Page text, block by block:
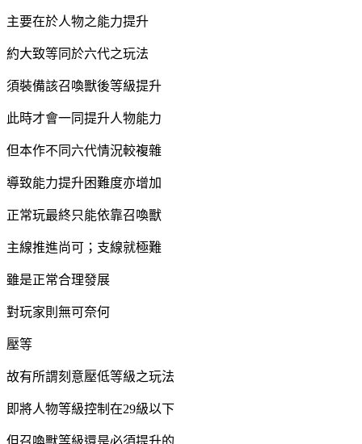
主要在於人物之能力提升
約大致等同於六代之玩法
須裝備該召喚獸後等級提升
此時才會一同提升人物能力
但本作不同六代情況較複雜
導致能力提升困難度亦增加
正常玩最終只能依靠召喚獸
主線推進尚可；支線就極難
雖是正常合理發展
對玩家則無可奈何
壓等
故有所謂刻意壓低等級之玩法
即將人物等級控制在29級以下
但召喚獸等級還是必須提升的